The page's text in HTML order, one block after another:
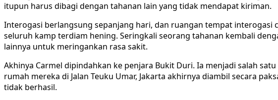
itupun harus dibagi dengan tahanan lain yang tidak mendapat kiriman.
Interogasi berlangsung sepanjang hari, dan ruangan tempat interogasi
seluruh kamp terdiam hening. Seringkali seorang tahanan kembali
lainnya untuk meringankan rasa sakit.
Akhinya Carmel dipindahkan ke penjara Bukit Duri. Ia menjadi salah
rumah mereka di Jalan Teuku Umar, Jakarta akhirnya diambil secara
tidak berhasil.